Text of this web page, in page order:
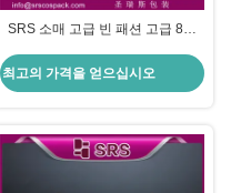
SRS 소매 고급 빈 패션 고급 8ml
최고의 가격을 얻으십시오